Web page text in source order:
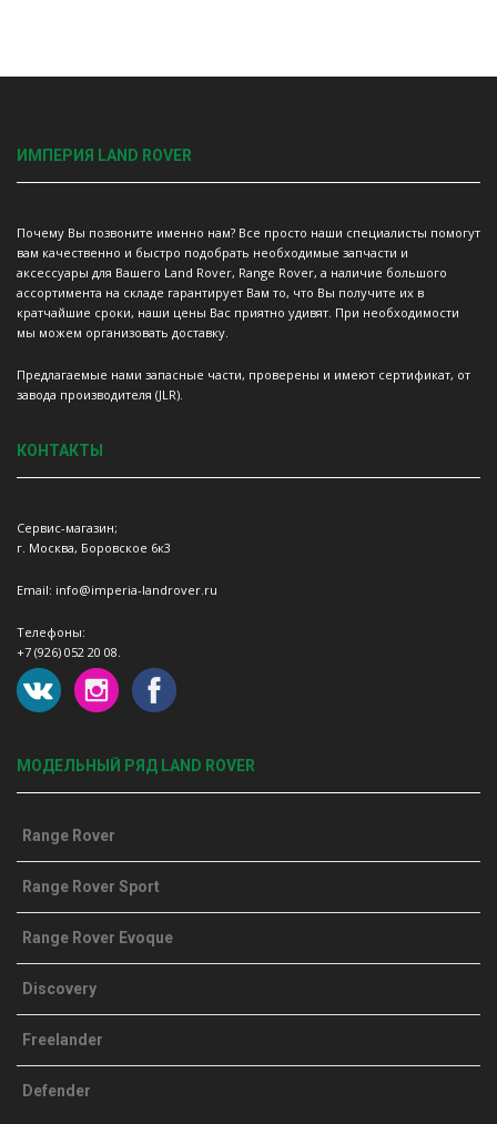
ИМПЕРИЯ LAND ROVER
Почему Вы позвоните именно нам? Все просто наши специалисты помогут
вам качественно и быстро подобрать необходимые запчасти и
аксессуары для Вашего Land Rover, Range Rover, а наличие большого
ассортимента на складе гарантирует Вам то, что Вы получите их в
кратчайшие сроки, наши цены Вас приятно удивят. При необходимости
мы можем организовать доставку.
Предлагаемые нами запасные части, проверены и имеют сертификат, от
завода производителя (JLR).
КОНТАКТЫ
Сервис-магазин;
г. Москва, Боровское 6к3
Email: info@imperia-landrover.ru
Телефоны:
+7 (926) 052 20 08.
МОДЕЛЬНЫЙ РЯД LAND ROVER
Range Rover
Range Rover Sport
Range Rover Evoque
Discovery
Freelander
Defender